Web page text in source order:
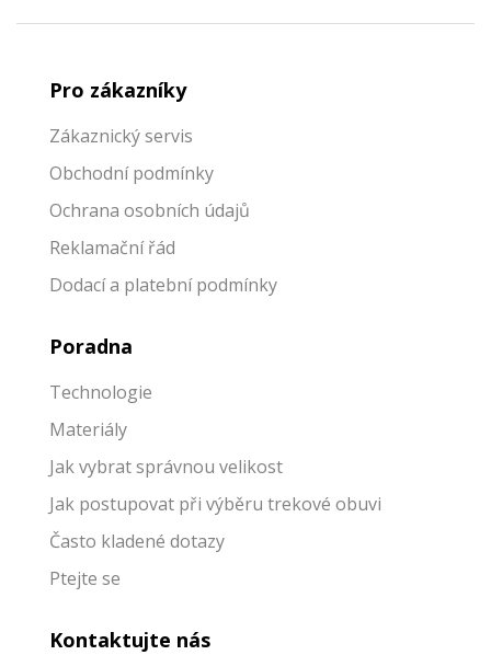
Pro zákazníky
Zákaznický servis
Obchodní podmínky
Ochrana osobních údajů
Reklamační řád
Dodací a platební podmínky
Poradna
Technologie
Materiály
Jak vybrat správnou velikost
Jak postupovat při výběru trekové obuvi
Často kladené dotazy
Ptejte se
Kontaktujte nás